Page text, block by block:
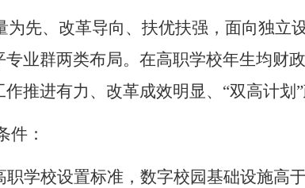
为先、改革导向、扶优扶强，面向独
业群两类布局。在高职学校年生均财
推进有力、改革成效明显、“双高计划
件：
职学校设置标准，数字校园基础设施高